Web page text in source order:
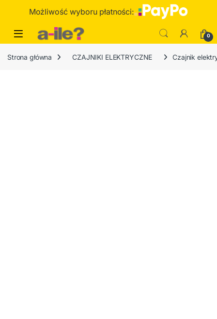
Możliwość wyboru płatności:
0
Strona główna CZAJNIKI ELEKTRYCZNE Czajnik